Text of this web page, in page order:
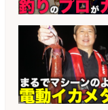
営業事務/釣り
アシスタント
日勤務可/営
会社名 株式会